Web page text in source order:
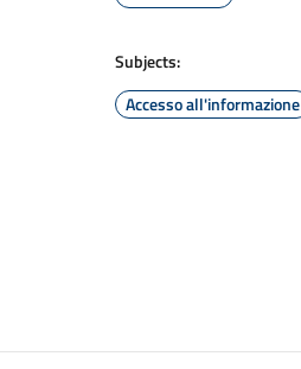
Subjects:
Accesso all'informazione